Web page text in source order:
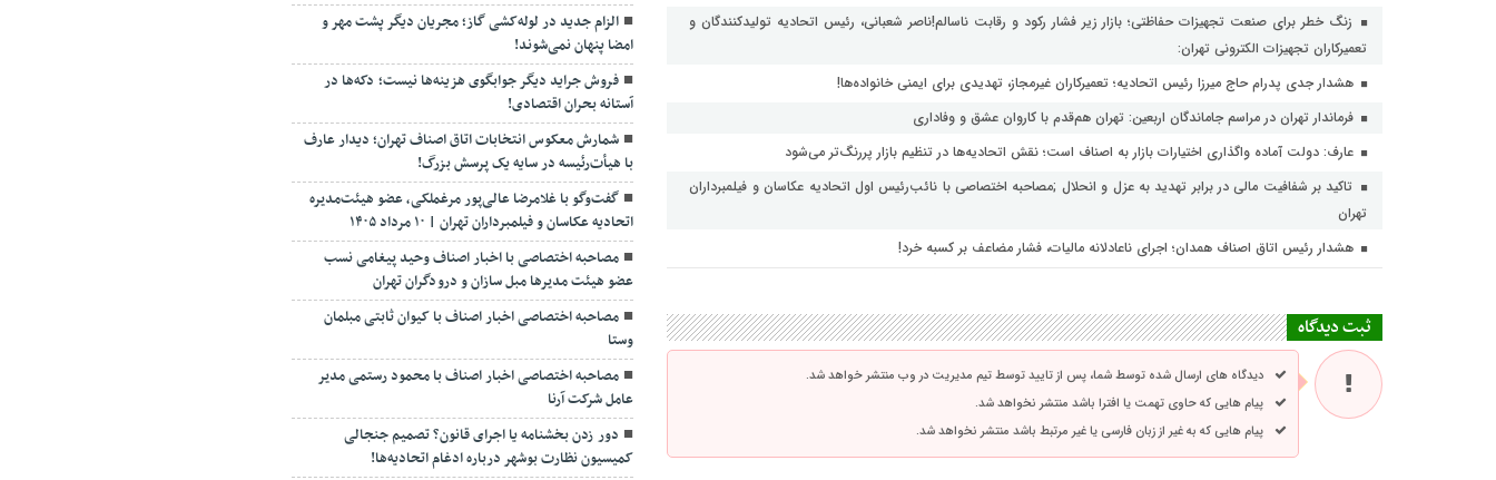
زنگ خطر برای صنعت تجهیزات حفاظتی؛ بازار زیر فشار رکود و رقابت ناسالم!ناصر شعبانی، رئیس اتحادیه تولیدکنندگان و
تعمیرکاران تجهیزات الکترونی تهران:
هشدار جدی پدرام حاج میرزا رئیس اتحادیه؛ تعمیرکاران غیرمجاز، تهدیدی برای ایمنی خانواده‌ها!
فرماندار تهران در مراسم جاماندگان اربعین: تهران هم‌قدم با کاروان عشق و وفاداری
عارف: دولت آماده واگذاری اختیارات بازار به اصناف است؛ نقش اتحادیه‌ها در تنظیم بازار پررنگ‌تر می‌شود
تاکید بر شفافیت مالی در برابر تهدید به عزل و انحلال ;مصاحبه اختصاصی با نائب‌رئیس اول اتحادیه عکاسان و فیلمبرداران
تهران
هشدار رئیس اتاق اصناف همدان؛ اجرای ناعادلانه مالیات، فشار مضاعف بر کسبه خرد!
ثبت دیدگاه
دیدگاه های ارسال شده توسط شما، پس از تایید توسط تیم مدیریت در وب منتشر خواهد شد.
پیام هایی که حاوی تهمت یا افترا باشد منتشر نخواهد شد.
پیام هایی که به غیر از زبان فارسی یا غیر مرتبط باشد منتشر نخواهد شد.
الزام جدید در لوله‌کشی گاز؛ مجریان دیگر پشت مهر و
امضا پنهان نمی‌شوند!
فروش جراید دیگر جوابگوی هزینه‌ها نیست؛ دکه‌ها در
آستانه بحران اقتصادی!
شمارش معکوس انتخابات اتاق اصناف تهران؛ دیدار عارف
با هیأت‌رئیسه در سایه یک پرسش بزرگ!
گفت‌وگو با غلامرضا عالی‌پور مرغملکی، عضو هیئت‌مدیره
اتحادیه عکاسان و فیلمبرداران تهران | ۱۰ مرداد ۱۴۰۵
مصاحبه اختصاصی با اخبار اصناف وحید پیغامی نسب
عضو هیئت مدیرها مبل سازان و درودگران تهران
مصاحبه اختصاصی اخبار اصناف با کیوان ثابتی مبلمان
وستا
مصاحبه اختصاصی اخبار اصناف با محمود رستمی مدیر
عامل شرکت آرنا
دور زدن بخشنامه یا اجرای قانون؟ تصمیم جنجالی
کمیسیون نظارت بوشهر درباره ادغام اتحادیه‌ها!